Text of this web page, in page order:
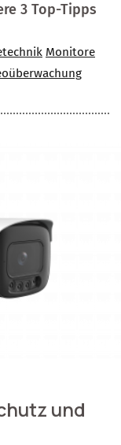
3 Top-Tipps
Monitore
und